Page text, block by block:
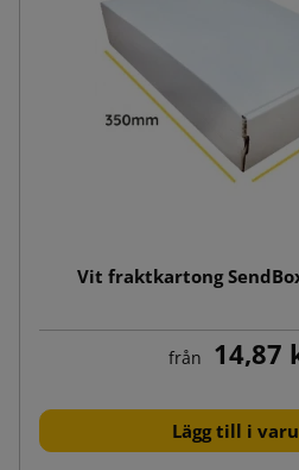
Vit fraktkartong
från 14,87
Lägg till i